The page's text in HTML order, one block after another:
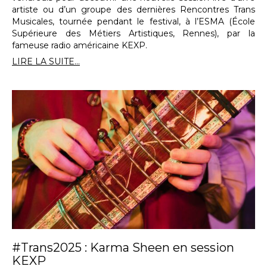
artiste ou d’un groupe des dernières Rencontres Trans
Musicales, tournée pendant le festival, à l’ESMA (École
Supérieure des Métiers Artistiques, Rennes), par la
fameuse radio américaine KEXP.
LIRE LA SUITE...
#Trans2025 : Karma Sheen en session
KEXP